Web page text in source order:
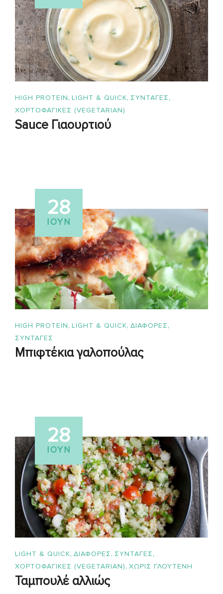
HIGH PROTEIN, LIGHT & QUICK, ΣΥΝΤΑΓΈΣ,
ΧΟΡΤΟΦΑΓΙΚΕΣ (VEGETARIAN)
Sauce Γιαουρτιού
28
ΙΟΎΝ
HIGH PROTEIN, LIGHT & QUICK, ΔΙΑΦΟΡΕΣ,
ΣΥΝΤΑΓΈΣ
Μπιφτέκια γαλοπούλας
28
ΙΟΎΝ
LIGHT & QUICK, ΔΙΑΦΟΡΕΣ, ΣΥΝΤΑΓΈΣ,
ΧΟΡΤΟΦΑΓΙΚΕΣ (VEGETARIAN), ΧΩΡΙΣ ΓΛΟΥΤΕΝΗ
Ταμπουλέ αλλιώς